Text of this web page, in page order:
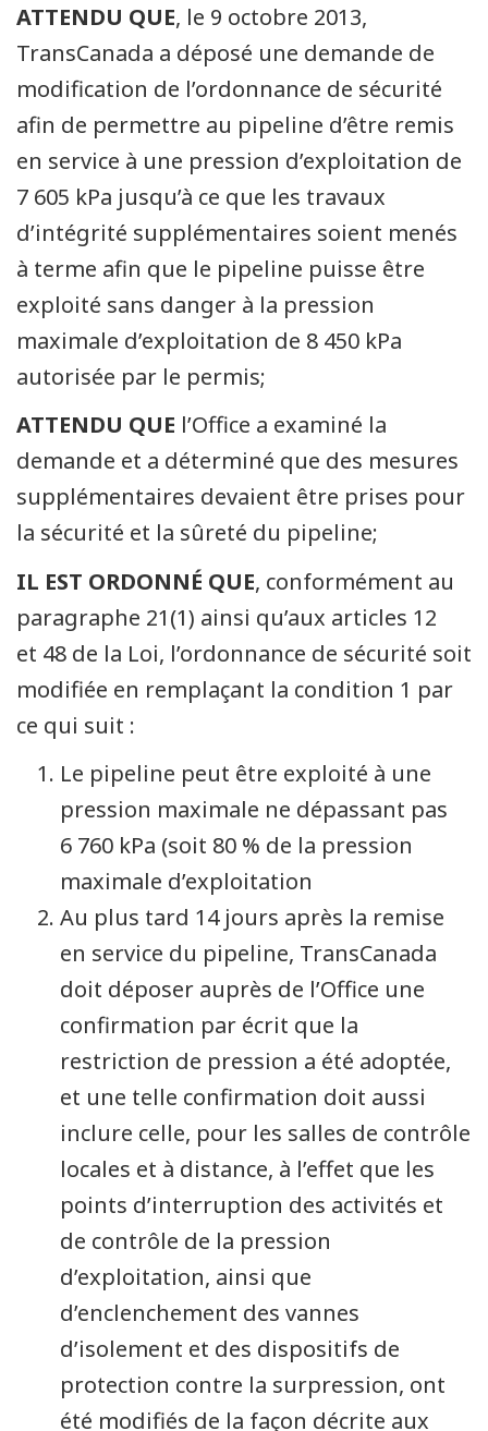
ATTENDU QUE, le 9 octobre 2013,
TransCanada a déposé une demande de
modification de l’ordonnance de sécurité
afin de permettre au pipeline d’être remis
en service à une pression d’exploitation de
7 605 kPa jusqu’à ce que les travaux
d’intégrité supplémentaires soient menés
à terme afin que le pipeline puisse être
exploité sans danger à la pression
maximale d’exploitation de 8 450 kPa
autorisée par le permis;
ATTENDU QUE l’Office a examiné la
demande et a déterminé que des mesures
supplémentaires devaient être prises pour
la sécurité et la sûreté du pipeline;
IL EST ORDONNÉ QUE, conformément au
paragraphe 21(1) ainsi qu’aux articles 12
et 48 de la Loi, l’ordonnance de sécurité soit
modifiée en remplaçant la condition 1 par
ce qui suit :
Le pipeline peut être exploité à une
pression maximale ne dépassant pas
6 760 kPa (soit 80 % de la pression
maximale d’exploitation
Au plus tard 14 jours après la remise
en service du pipeline, TransCanada
doit déposer auprès de l’Office une
confirmation par écrit que la
restriction de pression a été adoptée,
et une telle confirmation doit aussi
inclure celle, pour les salles de contrôle
locales et à distance, à l’effet que les
points d’interruption des activités et
de contrôle de la pression
d’exploitation, ainsi que
d’enclenchement des vannes
d’isolement et des dispositifs de
protection contre la surpression, ont
été modifiés de la façon décrite aux